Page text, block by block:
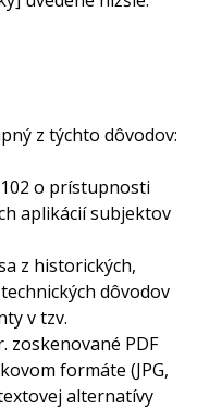
z týchto dôvodov:
o prístupnosti
aplikácií subjektov
z historických,
dôvodov
v tzv.
zoskenované PDF
formáte (JPG,
alternatívy